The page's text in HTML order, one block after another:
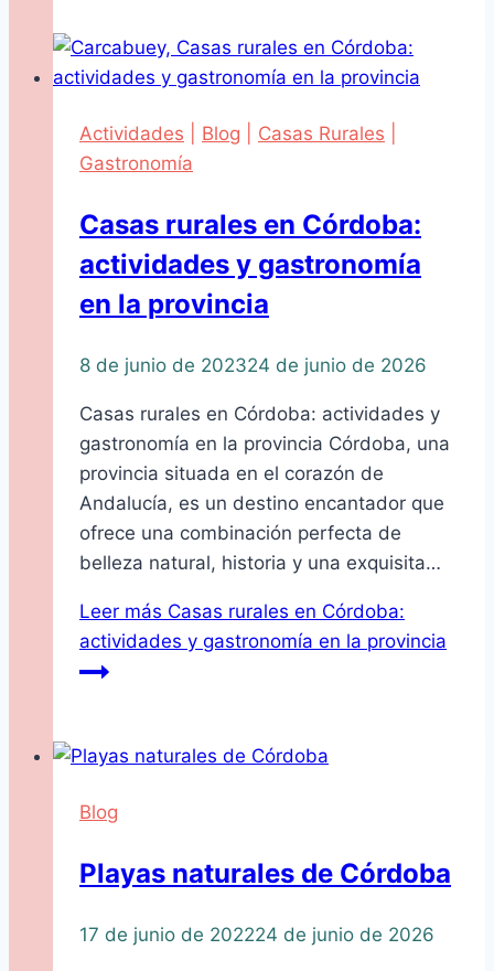
Actividades Blog Casas Rurales
Gastronomía
Casas rurales en Córdoba:
actividades y gastronomía
en la provincia
8 de junio de 202324 de junio de 2026
Casas rurales en Córdoba: actividades y
gastronomía en la provincia Córdoba, una
provincia situada en el corazón de
Andalucía, es un destino encantador que
ofrece una combinación perfecta de
belleza natural, historia y una exquisita…
Leer más Casas rurales en Córdoba:
actividades y gastronomía en la provincia
Blog
Playas naturales de Córdoba
17 de junio de 202224 de junio de 2026